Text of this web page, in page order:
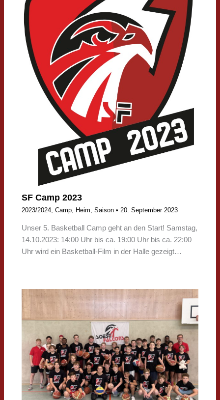
SF Camp 2023
2023/2024 ,Camp Heim ,Saison • 20. September 2023
Unser 5. Basketball Camp geht an den Start! Samstag,
14.10.2023: 14:00 Uhr bis ca. 19:00 Uhr bis ca. 22:00
Uhr wird ein Basketball-Film in der Halle gezeigt…